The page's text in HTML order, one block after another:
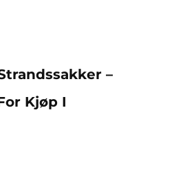
–
Kjøp I